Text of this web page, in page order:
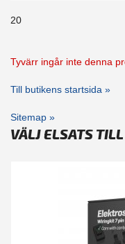
20
Tyvärr ingår inte denna
Till butikens startsida »
Sitemap »
VÄLJ ELSATS